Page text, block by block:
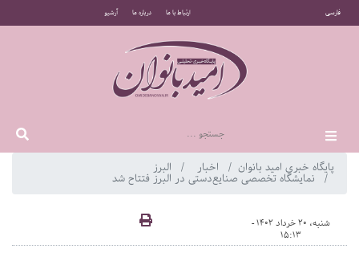
فارسی ارتباط با ما درباره ما آرشیو
پایگاه خبری امید بانوان اخبار البرز
نمایشگاه تخصصی صنایع‌دستی در البرز فتتاح شد
شنبه، 20 خرداد 1402 -
15:13